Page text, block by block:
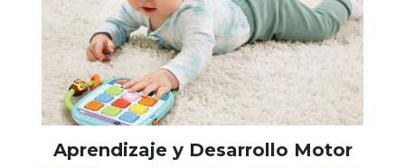
Aprendizaje y Desarrollo Motor